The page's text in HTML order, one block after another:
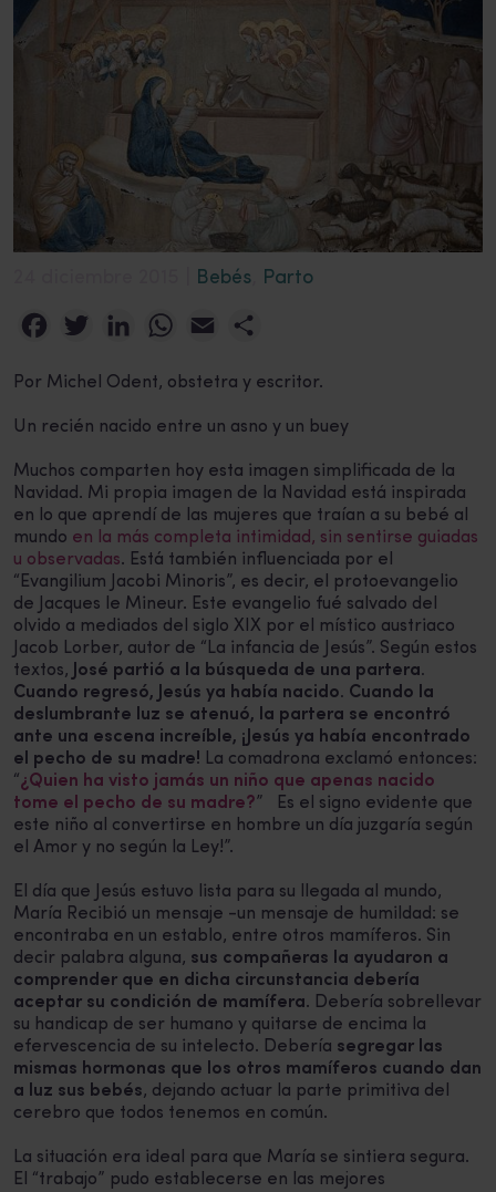
Bebés Parto
FacebookTwitterLinkedInWhatsApp
Email
Por Michel Odent, obstetra y escritor.
Un recién nacido entre un asno y un buey
Muchos comparten hoy esta imagen simplificada de la
Navidad. Mi propia imagen de la Navidad está inspirada
en lo que aprendí de las mujeres que traían a su bebé al
mundo en la más completa intimidad, sin sentirse guiadas
u observadas. Está también influenciada por el
“Evangilium Jacobi Minoris”, es decir, el protoevangelio
de Jacques le Mineur. Este evangelio fué salvado del
olvido a mediados del siglo XIX por el místico austriaco
Jacob Lorber, autor de “La infancia de Jesús”. Según estos
textos,
José partió a la búsqueda de una partera.
Cuando regresó, Jesús ya había nacido. Cuando la
deslumbrante luz se atenuó, la partera se encontró
ante una escena increíble, ¡Jesús ya había encontrado
el pecho de su madre! La comadrona exclamó entonces:
“¿Quien ha visto jamás un niño que apenas nacido
tome el pecho de su madre?” Es el signo evidente que
este niño al convertirse en hombre un día juzgaría según
el Amor y no según la Ley!”.
El día que Jesús estuvo lista para su llegada al mundo,
María Recibió un mensaje -un mensaje de humildad: se
encontraba en un establo, entre otros mamíferos. Sin
decir palabra alguna, sus compañeras la ayudaron a
comprender que en dicha circunstancia debería
aceptar su condición de mamífera. Debería sobrellevar
su handicap de ser humano y quitarse de encima la
efervescencia de su intelecto. Debería segregar las
mismas hormonas que los otros mamíferos cuando dan
a luz sus bebés, dejando actuar la parte primitiva del
cerebro que todos tenemos en común.
La situación era ideal para que María se sintiera segura.
El “trabajo” pudo establecerse en las mejores